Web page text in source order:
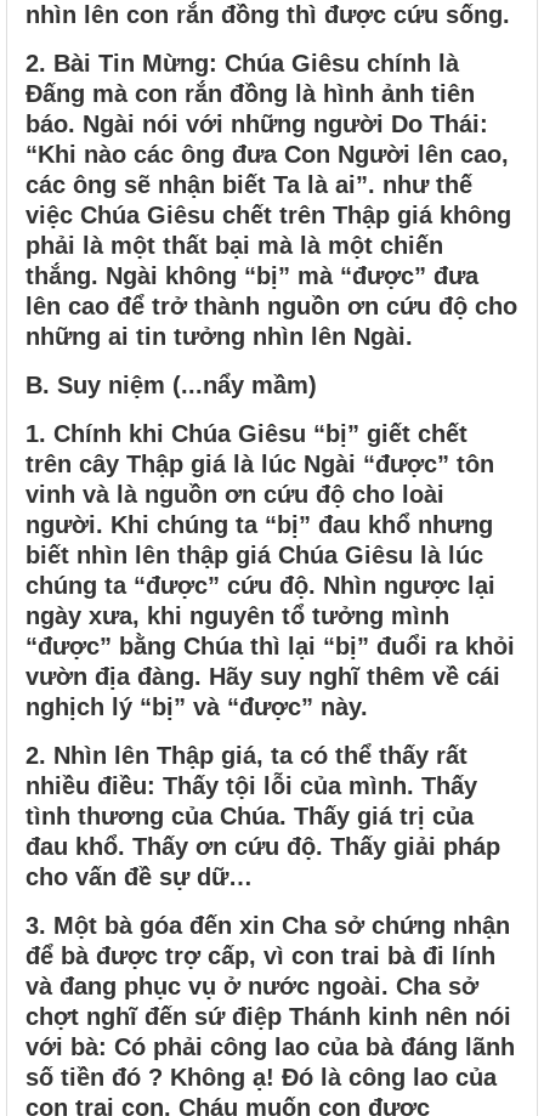
nhìn lên con rắn đồng thì được cứu sống.
2. Bài Tin Mừng: Chúa Giêsu chính là
Đấng mà con rắn đồng là hình ảnh tiên
báo. Ngài nói với những người Do Thái:
“Khi nào các ông đưa Con Người lên cao,
các ông sẽ nhận biết Ta là ai”. như thế
việc Chúa Giêsu chết trên Thập giá không
phải là một thất bại mà là một chiến
thắng. Ngài không “bị” mà “được” đưa
lên cao để trở thành nguồn ơn cứu độ cho
những ai tin tưởng nhìn lên Ngài.
B. Suy niệm (...nẩy mầm)
1. Chính khi Chúa Giêsu “bị” giết chết
trên cây Thập giá là lúc Ngài “được” tôn
vinh và là nguồn ơn cứu độ cho loài
người. Khi chúng ta “bị” đau khổ nhưng
biết nhìn lên thập giá Chúa Giêsu là lúc
chúng ta “được” cứu độ. Nhìn ngược lại
ngày xưa, khi nguyên tổ tưởng mình
“được” bằng Chúa thì lại “bị” đuổi ra khỏi
vườn địa đàng. Hãy suy nghĩ thêm về cái
nghịch lý “bị” và “được” này.
2. Nhìn lên Thập giá, ta có thể thấy rất
nhiều điều: Thấy tội lỗi của mình. Thấy
tình thương của Chúa. Thấy giá trị của
đau khổ. Thấy ơn cứu độ. Thấy giải pháp
cho vấn đề sự dữ…
3. Một bà góa đến xin Cha sở chứng nhận
để bà được trợ cấp, vì con trai bà đi lính
và đang phục vụ ở nước ngoài. Cha sở
chợt nghĩ đến sứ điệp Thánh kinh nên nói
với bà: Có phải công lao của bà đáng lãnh
số tiền đó ? Không ạ! Đó là công lao của
con trai con. Cháu muốn con được